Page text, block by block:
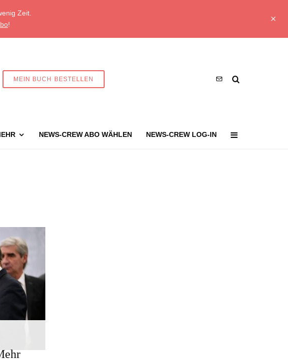
Zeit.
!
MEIN BUCH BESTELLEN
NEWS-CREW ABO WÄHLEN NEWS-CREW LOG-IN